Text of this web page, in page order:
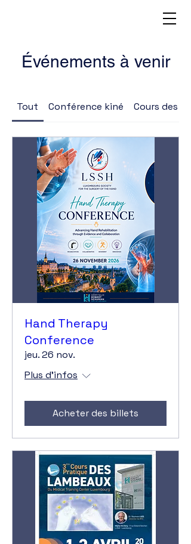
Événements à venir
Tout Conférence kiné Cours des
Hand Therapy
Conference
jeu. 26 nov.
Plus d'infos
Acheter des billets